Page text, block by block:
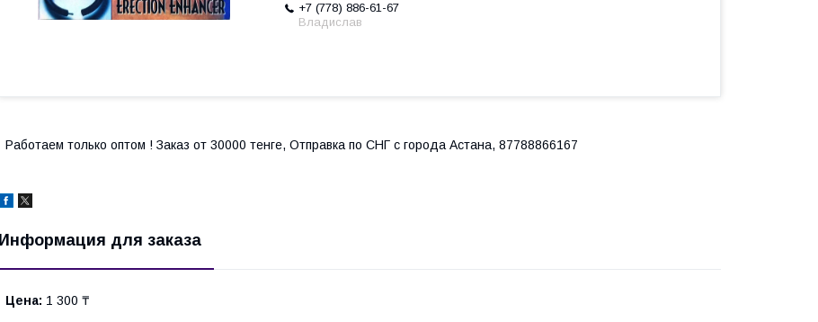
+7 (778) 886-61-67
Владислав
Работаем только оптом ! Заказ от 30000 тенге, Отправка по СНГ с города Астана, 87788866167
Информация для заказа
Цена: 1 300 ₸